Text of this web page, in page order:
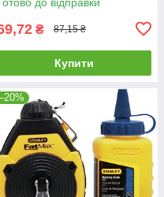
₴ 87,15 ₴
Купити